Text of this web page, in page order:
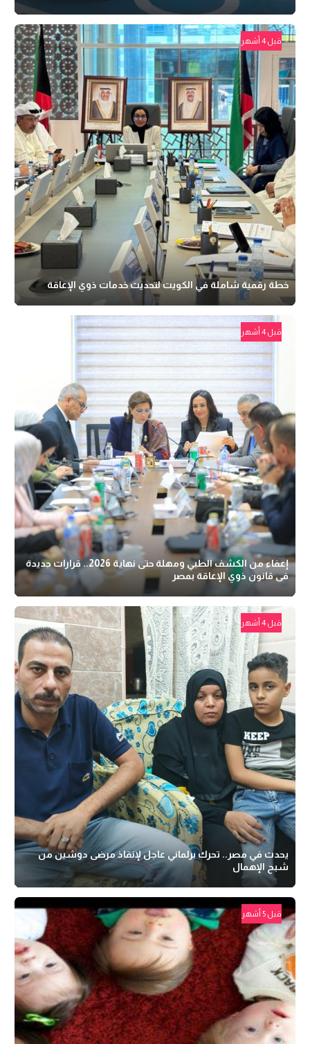
قبل 4 أشهر
خطة رقمية شاملة في الكويت لتحديث خدمات ذوي الإعاقة
قبل 4 أشهر
إعفاء من الكشف الطبي ومهلة حتى نهاية 2026.. قرارات جديدة
فى قانون ذوي الإعاقة بمصر
قبل 4 أشهر
يحدث في مصر.. تحرك برلماني عاجل لإنقاذ مرضى دوشين من
شبح الإهمال
قبل 5 أشهر